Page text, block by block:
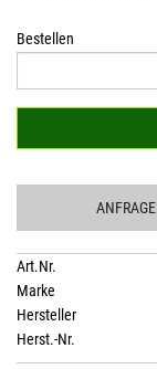
Bestellen
ANFRAGE
Art.Nr.
Marke
Hersteller
Herst.-Nr.